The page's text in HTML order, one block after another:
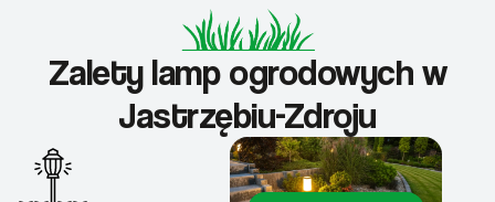
Zalety lamp ogrodowych w
Jastrzębiu-Zdroju